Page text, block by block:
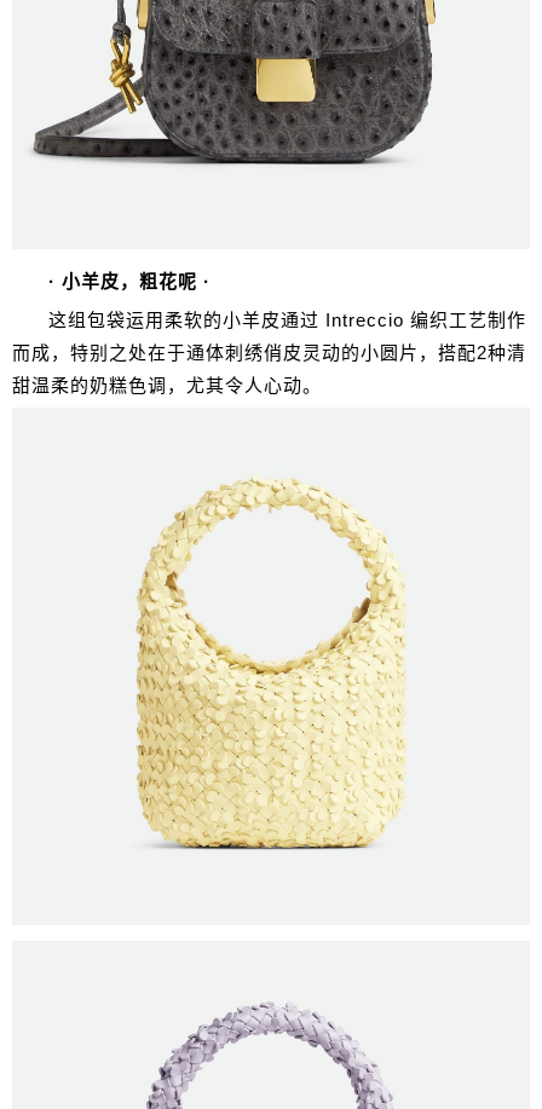
· 小羊皮，粗花呢 ·
这组包袋运用柔软的小羊皮通过 Intreccio 编织工艺制作
而成，特别之处在于通体刺绣俏皮灵动的小圆片，搭配2种清
甜温柔的奶糕色调，尤其令人心动。